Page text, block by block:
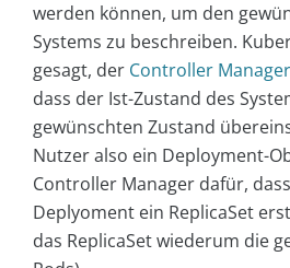
werden können, um den
Systems zu beschreiben.
gesagt, der Controller Manager
dass der Ist-Zustand des
gewünschten Zustand
Nutzer also ein Deployment-
Controller Manager dafür,
Deplyoment ein ReplicaSet
das ReplicaSet wiederum die